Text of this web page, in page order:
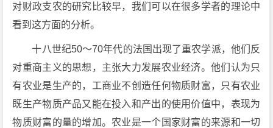
对财政支农的研究比较早，我们可以在很多学者的理论中
看到这方面的分析。
十八世纪50～70年代的法国出现了重农学派，他们反
对重商主义的思想，主张大力发展农业经济。他们认为只
有农业是生产的，工商业不创造任何物质财富，只有农业
既生产物质产品又能在投入和产出的使用价值中，表现为
物质财富的量的增加。农业是一个国家财富的来源和一切